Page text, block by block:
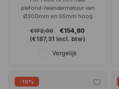
Ø300mm
plafond-/wandarmatuur van
Ø300mm en 55mm hoog
venster. Leverbaar in wit, alu
grijs, antraciet en goud. In
Optioneel dimbaar en
€172,00
€154,80
(€187,31 Incl. btw)
Vergelijk
-10%